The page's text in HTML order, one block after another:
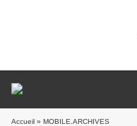
Accueil » MOBILE.ARCHIVES